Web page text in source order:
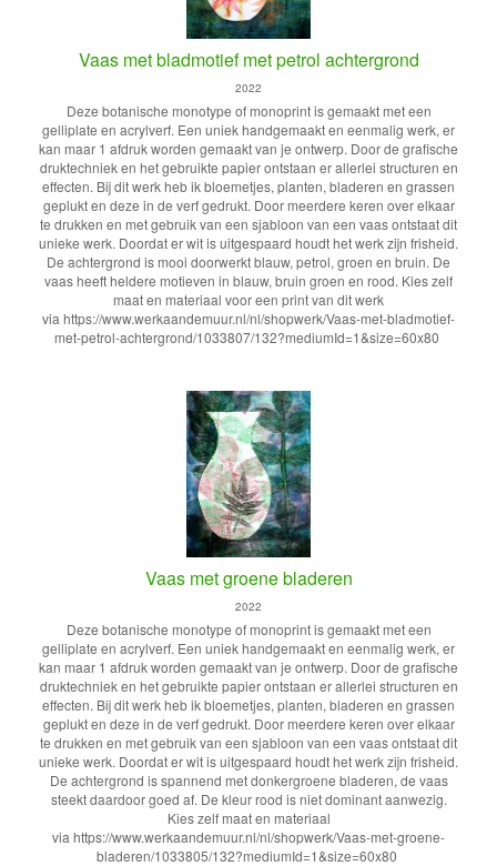
Vaas met bladmotief met petrol achtergrond
2022
Deze botanische monotype of monoprint is gemaakt met een
gelliplate en acrylverf. Een uniek handgemaakt en eenmalig werk, er
kan maar 1 afdruk worden gemaakt van je ontwerp. Door de grafische
druktechniek en het gebruikte papier ontstaan er allerlei structuren en
effecten. Bij dit werk heb ik bloemetjes, planten, bladeren en grassen
geplukt en deze in de verf gedrukt. Door meerdere keren over elkaar
te drukken en met gebruik van een sjabloon van een vaas ontstaat dit
unieke werk. Doordat er wit is uitgespaard houdt het werk zijn frisheid.
De achtergrond is mooi doorwerkt blauw, petrol, groen en bruin. De
vaas heeft heldere motieven in blauw, bruin groen en rood. Kies zelf
maat en materiaal voor een print van dit werk
via https://www.werkaandemuur.nl/nl/shopwerk/Vaas-met-bladmotief-
met-petrol-achtergrond/1033807/132?mediumId=1&size=60x80
Vaas met groene bladeren
2022
Deze botanische monotype of monoprint is gemaakt met een
gelliplate en acrylverf. Een uniek handgemaakt en eenmalig werk, er
kan maar 1 afdruk worden gemaakt van je ontwerp. Door de grafische
druktechniek en het gebruikte papier ontstaan er allerlei structuren en
effecten. Bij dit werk heb ik bloemetjes, planten, bladeren en grassen
geplukt en deze in de verf gedrukt. Door meerdere keren over elkaar
te drukken en met gebruik van een sjabloon van een vaas ontstaat dit
unieke werk. Doordat er wit is uitgespaard houdt het werk zijn frisheid.
De achtergrond is spannend met donkergroene bladeren, de vaas
steekt daardoor goed af. De kleur rood is niet dominant aanwezig.
Kies zelf maat en materiaal
via https://www.werkaandemuur.nl/nl/shopwerk/Vaas-met-groene-
bladeren/1033805/132?mediumId=1&size=60x80